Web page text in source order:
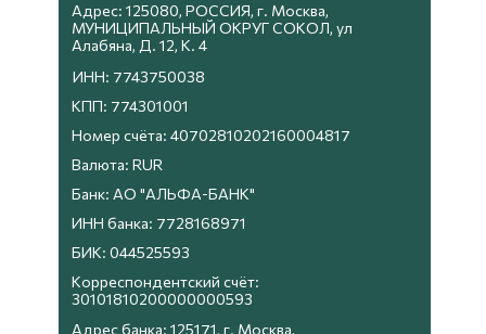
ИНН: 7743750038
Адрес: 125080, РОССИЯ, г. Москва,
МУНИЦИПАЛЬНЫЙ ОКРУГ СОКОЛ, ул
Алабяна, Д. 12, К. 4
Валюта: RUR
Номер счёта: 40702810202160004817
КПП: 774301001
Банк: АО "АЛЬФА-БАНК"
Корреспондентский счёт:
30101810200000000593
Адрес банка: 125171, г. Москва,
БИК: 044525593
ИНН банка: 7728168971